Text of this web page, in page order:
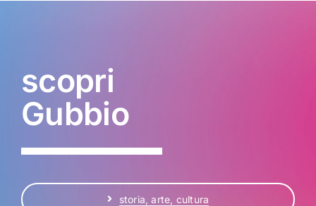
scopri
Gubbio
storia, arte, cultura